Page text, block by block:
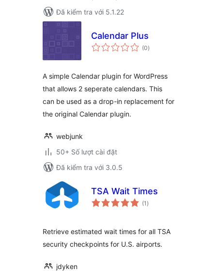
Đã kiểm tra với 5.1.22
Calendar Plus
(0tổng
đánh
)
A simple Calendar plugin for WordPress
that allows 2 seperate calendars. This
can be used as a drop-in replacement for
the original Calendar plugin.
webjunk
50+ Số lượt cài đặt
Đã kiểm tra với 3.0.5
TSA Wait Times
(1 tổng
đánh
)
Retrieve estimated wait times for all TSA
security checkpoints for U.S. airports.
jdyken